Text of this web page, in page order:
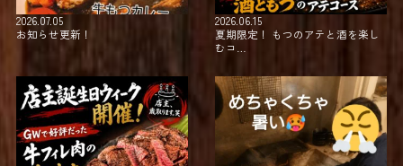
2026.07.05
お知らせ更新！
2026.06.15
夏期限定！⁡ ⁡もつのアテと酒を楽し
むコ…